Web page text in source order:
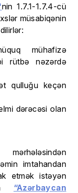
nin 1.7.1-1.7.4-cü
müsabiqənin
mühafizə
rütbə nəzərdə
qulluğu keçən
dərəcəsi olan
imtahandan
etmək istəyən
“Azərbaycan